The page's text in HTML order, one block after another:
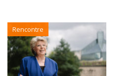
Rencontre